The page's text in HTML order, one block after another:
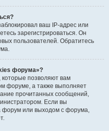
ваш IP-адрес или
зарегистрироваться. Он
пользователей. Обратитесь
форума»?
позволяют вам
форуме, а также выполняет
прочитанных сообщений,
Если вы
форум или выходом с форума,